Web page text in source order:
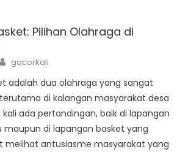
Pilihan Olahraga di
Author
gacorkali
adalah dua olahraga yang sangat
di kalangan masyarakat desa
ada pertandingan, baik di lapangan
maupun di lapangan basket yang
melihat antusiasme masyarakat yang